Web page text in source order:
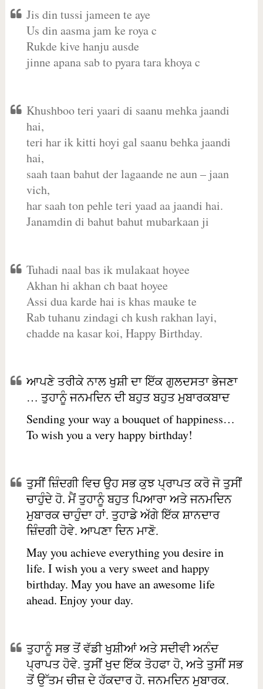
Jis din tussi jameen te aye
Us din aasma jam ke roya c
Rukde kive hanju ausde
jinne apana sab to pyara tara khoya c
Khushboo teri yaari di saanu mehka jaandi
hai,
teri har ik kitti hoyi gal saanu behka jaandi
hai,
saah taan bahut der lagaande ne aun – jaan
vich,
har saah ton pehle teri yaad aa jaandi hai.
Janamdin di bahut bahut mubarkaan ji
Tuhadi naal bas ik mulakaat hoyee
Akhan hi akhan ch baat hoyee
Assi dua karde hai is khas mauke te
Rab tuhanu zindagi ch kush rakhan layi,
chadde na kasar koi, Happy Birthday.
ਆਪਣੇ ਤਰੀਕੇ ਨਾਲ ਖੁਸ਼ੀ ਦਾ ਇੱਕ ਗੁਲਦਸਤਾ ਭੇਜਣਾ
… ਤੁਹਾਨੂੰ ਜਨਮਦਿਨ ਦੀ ਬਹੁਤ ਬਹੁਤ ਮੁਬਾਰਕਬਾਦ
Sending your way a bouquet of happiness…
To wish you a very happy birthday!
ਤੁਸੀਂ ਜ਼ਿੰਦਗੀ ਵਿਚ ਉਹ ਸਭ ਕੁਝ ਪ੍ਰਾਪਤ ਕਰੋ ਜੋ ਤੁਸੀਂ
ਚਾਹੁੰਦੇ ਹੋ. ਮੈਂ ਤੁਹਾਨੂੰ ਬਹੁਤ ਪਿਆਰਾ ਅਤੇ ਜਨਮਦਿਨ
ਮੁਬਾਰਕ ਚਾਹੁੰਦਾ ਹਾਂ. ਤੁਹਾਡੇ ਅੱਗੇ ਇੱਕ ਸ਼ਾਨਦਾਰ
ਜ਼ਿੰਦਗੀ ਹੋਵੇ. ਆਪਣਾ ਦਿਨ ਮਾਣੋ.
May you achieve everything you desire in
life. I wish you a very sweet and happy
birthday. May you have an awesome life
ahead. Enjoy your day.
ਤੁਹਾਨੂੰ ਸਭ ਤੋਂ ਵੱਡੀ ਖੁਸ਼ੀਆਂ ਅਤੇ ਸਦੀਵੀ ਅਨੰਦ
ਪ੍ਰਾਪਤ ਹੋਵੇ. ਤੁਸੀਂ ਖੁਦ ਇੱਕ ਤੋਹਫਾ ਹੋ, ਅਤੇ ਤੁਸੀਂ ਸਭ
ਤੋਂ ਉੱਤਮ ਚੀਜ਼ ਦੇ ਹੱਕਦਾਰ ਹੋ. ਜਨਮਦਿਨ ਮੁਬਾਰਕ.